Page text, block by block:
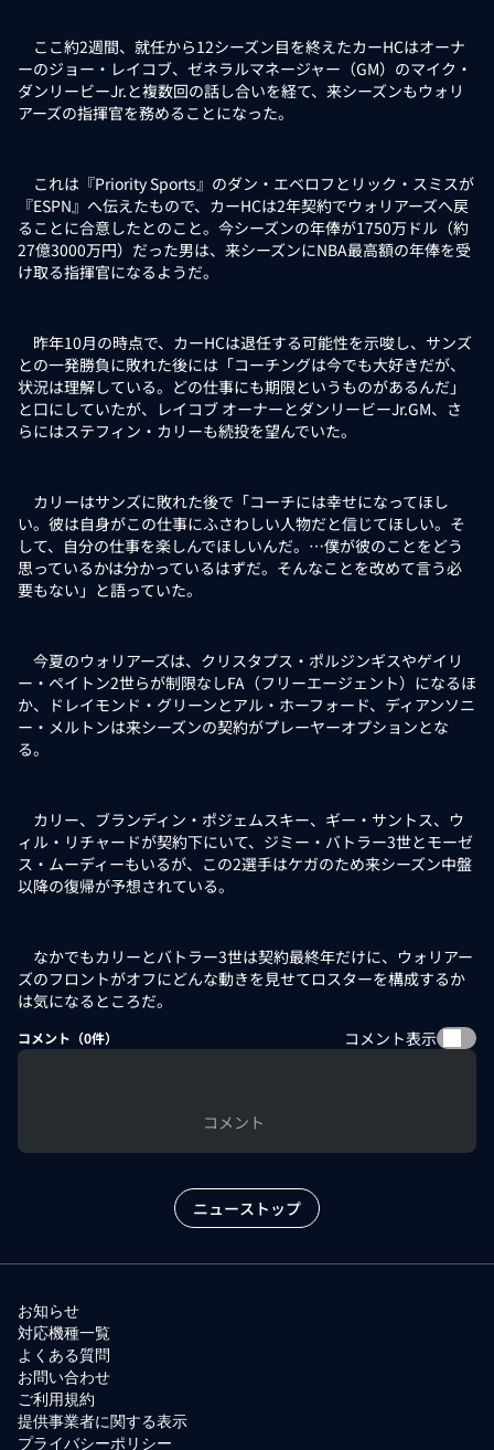
ここ約2週間、就任から12シーズン目を終えたカーHCはオーナ
ーのジョー・レイコブ、ゼネラルマネージャー（GM）のマイク・
ダンリービーJr.と複数回の話し合いを経て、来シーズンもウォリ
アーズの指揮官を務めることになった。
これは『Priority Sports』のダン・エベロフとリック・スミスが
『ESPN』へ伝えたもので、カーHCは2年契約でウォリアーズへ戻
ることに合意したとのこと。今シーズンの年俸が1750万ドル（約
27億3000万円）だった男は、来シーズンにNBA最高額の年俸を受
け取る指揮官になるようだ。
昨年10月の時点で、カーHCは退任する可能性を示唆し、サンズ
との一発勝負に敗れた後には「コーチングは今でも大好きだが、
状況は理解している。どの仕事にも期限というものがあるんだ」
と口にしていたが、レイコブ オーナーとダンリービーJr.GM、さ
らにはステフィン・カリーも続投を望んでいた。
カリーはサンズに敗れた後で「コーチには幸せになってほし
い。彼は自身がこの仕事にふさわしい人物だと信じてほしい。そ
して、自分の仕事を楽しんでほしいんだ。…僕が彼のことをどう
思っているかは分かっているはずだ。そんなことを改めて言う必
要もない」と語っていた。
今夏のウォリアーズは、クリスタプス・ポルジンギスやゲイリ
ー・ペイトン2世らが制限なしFA（フリーエージェント）になるほ
か、ドレイモンド・グリーンとアル・ホーフォード、ディアンソニ
ー・メルトンは来シーズンの契約がプレーヤーオプションとな
る。
カリー、ブランディン・ポジェムスキー、ギー・サントス、ウ
ィル・リチャードが契約下にいて、ジミー・バトラー3世とモーゼ
ス・ムーディーもいるが、この2選手はケガのため来シーズン中盤
以降の復帰が予想されている。
なかでもカリーとバトラー3世は契約最終年だけに、ウォリアー
ズのフロントがオフにどんな動きを見せてロスターを構成するか
は気になるところだ。
コメント（0件） コメント表示
コメント
ニューストップ
お知らせ
対応機種一覧
よくある質問
お問い合わせ
ご利用規約
提供事業者に関する表示
プライバシーポリシー